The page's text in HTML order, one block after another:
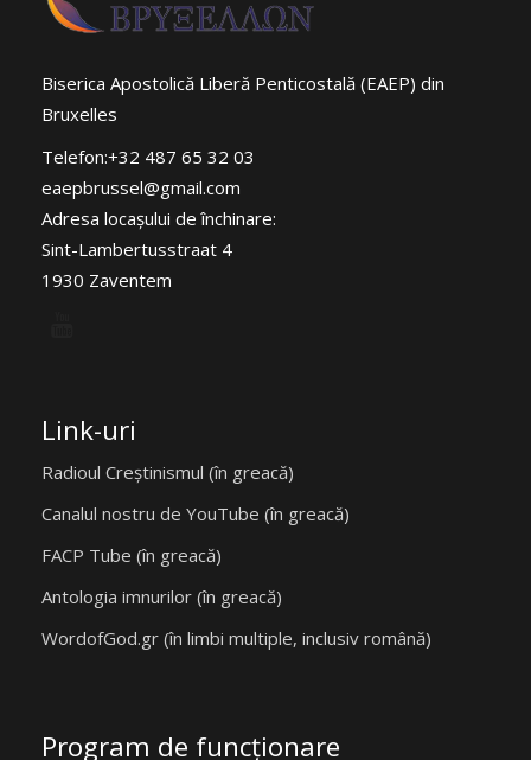
Biserica Apostolică Liberă Penticostală (EAEP) din
Bruxelles
Telefon:+32 487 65 32 03
eaepbrussel@gmail.com
Adresa locaşului de închinare:
Sint-Lambertusstraat 4
1930 Zaventem
Link-uri
Radioul Creștinismul (în greacă)
Canalul nostru de YouTube (în greacă)
FACP Tube (în greacă)
Antologia imnurilor (în greacă)
WordofGod.gr (în limbi multiple, inclusiv română)
Program de funcţionare